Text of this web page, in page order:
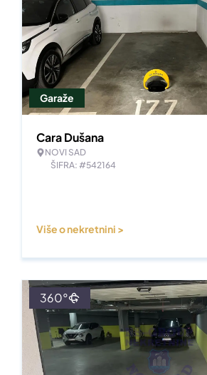
Garaže
Cara Dušana
NOVI SAD
ŠIFRA: #542164
Više o nekretnini >
360°